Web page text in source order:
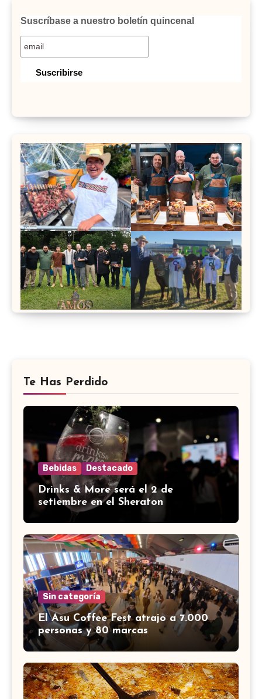
Suscríbase a nuestro boletín quincenal
Te Has Perdido
Bebidas Destacado
Drinks & More será el 2 de
setiembre en el Sheraton
Sin categoría
El Asu Coffee Fest atrajo a 7.000
personas y 80 marcas